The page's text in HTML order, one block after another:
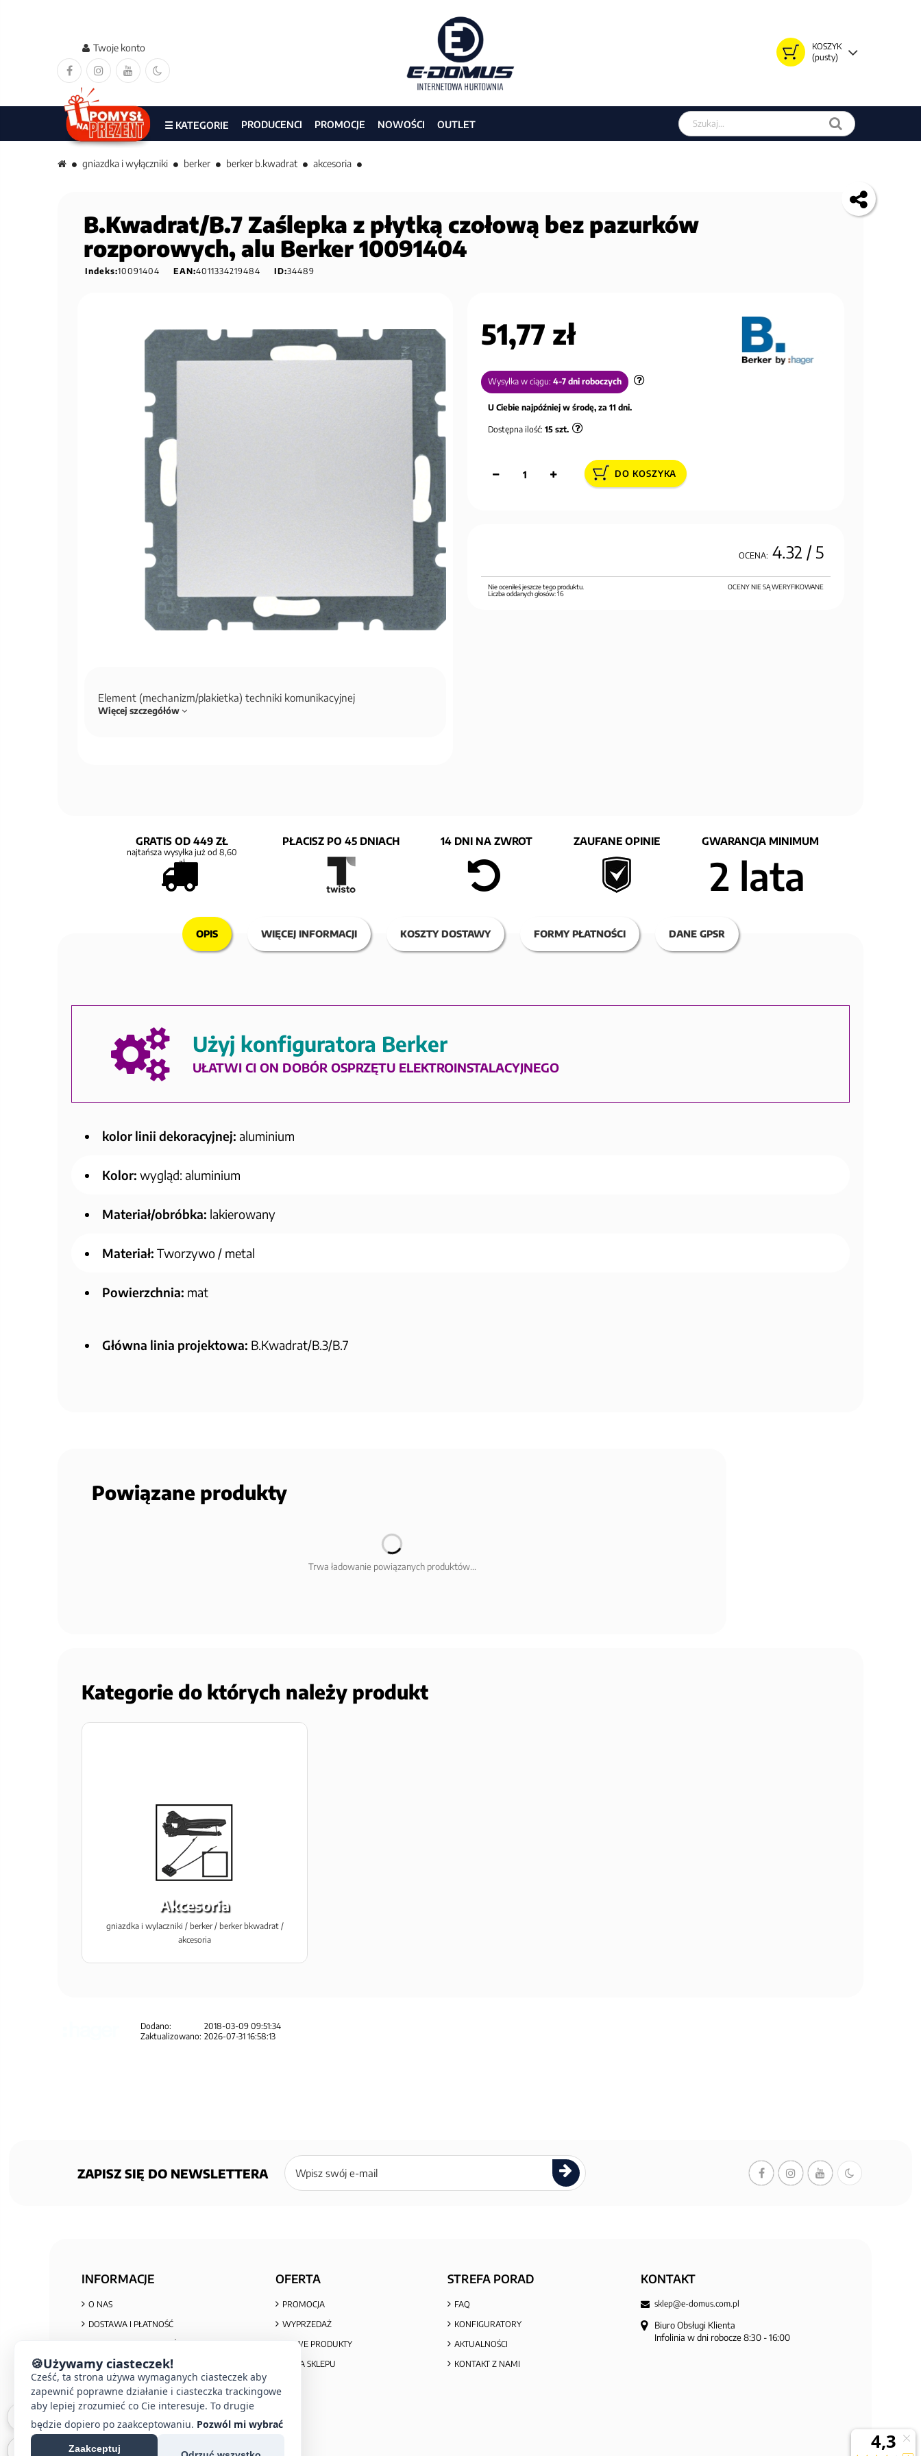
KOSZYK
(pusty)
Twoje konto
Szukaj w sklepie
☰ KATEGORIE PRODUCENCI PROMOCJE NOWOŚCI OUTLET
gniazdka i wyłączniki berker berker b.kwadrat akcesoria
B.Kwadrat/B.7 Zaślepka z płytką czołową bez pazurków
rozporowych, alu Berker 10091404
Indeks:10091404 EAN:4011334219484 ID:34489
Element (mechanizm/plakietka) techniki komunikacyjnej
Więcej szczegółów
51,77 zł
Wysyłka w ciągu: 4-7 dni roboczych
U Ciebie najpóźniej w środę, za 11 dni.
Dostępna ilość: 15 szt.
DO KOSZYKA
OCENA: 4.32 / 5
OCENY NIE SĄ WERYFIKOWANE
Nie oceniłeś jeszcze tego produktu.
Liczba oddanych głosów:16
GRATIS OD 449 ZŁ
najtańsza wysyłka już od 8,60
zł
PŁACISZ PO 45 DNIACH 14 DNI NA ZWROT ZAUFANE OPINIE GWARANCJA MINIMUM
2 lata
OPIS WIĘCEJ INFORMACJI KOSZTY DOSTAWY FORMY PŁATNOŚCI DANE GPSR
Użyj konfiguratora Berker
UŁATWI CI ON DOBÓR OSPRZĘTU ELEKTROINSTALACYJNEGO
kolor linii dekoracyjnej: aluminium
Kolor: wygląd: aluminium
Materiał/obróbka: lakierowany
Materiał: Tworzywo / metal
Powierzchnia: mat
Główna linia projektowa: B.Kwadrat/B.3/B.7
Powiązane produkty
Trwa ładowanie powiązanych produktów...
Kategorie do których należy produkt
Akcesoria
gniazdka i wylaczniki / berker / berker bkwadrat /
akcesoria
Dodano:
2018-03-09 09:51:34
Zaktualizowano: 2026-07-31 16:58:13
ZAPISZ SIĘ DO NEWSLETTERA
Zapisz
się
newslettera
INFORMACJE
O NAS
DOSTAWA I PŁATNOŚĆ
REGULAMIN ZAKUPÓW
REKLAMACJE I ZWROTY
INFORMACJA O ZUŻYTYM SPRZĘCIE
OFERTA
PROMOCJA
WYPRZEDAŻ
NOWE PRODUKTY
MAPA SKLEPU
STREFA PORAD
FAQ
KONFIGURATORY
AKTUALNOŚCI
KONTAKT Z NAMI
KONTAKT
sklep@e-domus.com.pl
Biuro Obsługi Klienta
Infolinia w dni robocze 8:30 - 16:00
🍪Używamy ciasteczek!
Cześć, ta strona używa wymaganych ciasteczek aby
zapewnić poprawne działanie i ciasteczka trackingowe
aby lepiej zrozumieć co Cie interesuje. To drugie
będzie dopiero po zaakceptowaniu. Pozwól mi wybrać
Zaakceptuj